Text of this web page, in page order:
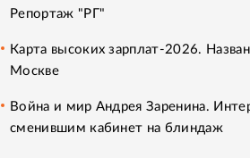
Репортаж "РГ"
Карта высоких зарплат-2026.
Москве
Война и мир Андрея Заренина.
сменившим кабинет на блиндаж